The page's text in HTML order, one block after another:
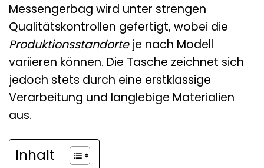
Messengerbag wird unter strengen
Qualitätskontrollen gefertigt, wobei die
Produktionsstandorteje nach Modell
variieren können. Die Tasche zeichnet sich
jedoch stets durch eine erstklassige
Verarbeitung und langlebige Materialien
aus.
Inhalt